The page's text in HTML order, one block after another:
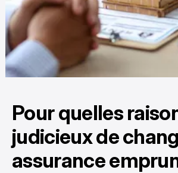
Pour quelles
judicieux de
assurance